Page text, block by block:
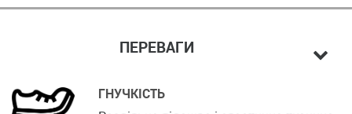
ПЕРЕВАГИ
ГНУЧКІСТЬ